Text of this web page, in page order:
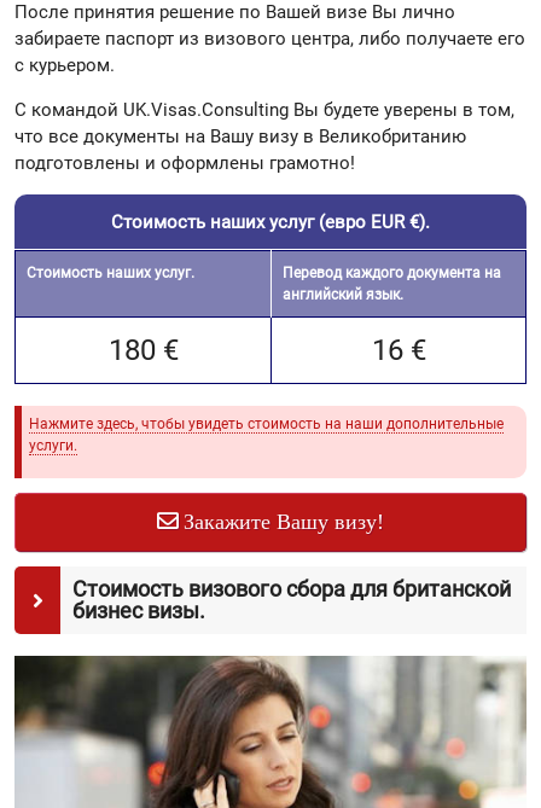
После принятия решение по Вашей визе Вы лично
забираете паспорт из визового центра, либо получаете его
с курьером.
С командой UK.Visas.Consulting Вы будете уверены в том,
что все документы на Вашу визу в Великобританию
подготовлены и оформлены грамотно!
Стоимость наших услуг (евро EUR €).
Стоимость наших услуг.
Перевод каждого документа на
английский язык.
180 € 16 €
Нажмите здесь, чтобы увидеть стоимость на наши дополнительные
услуги.
Закажите Вашу визу!
Стоимость визового сбора для британской
бизнес визы.